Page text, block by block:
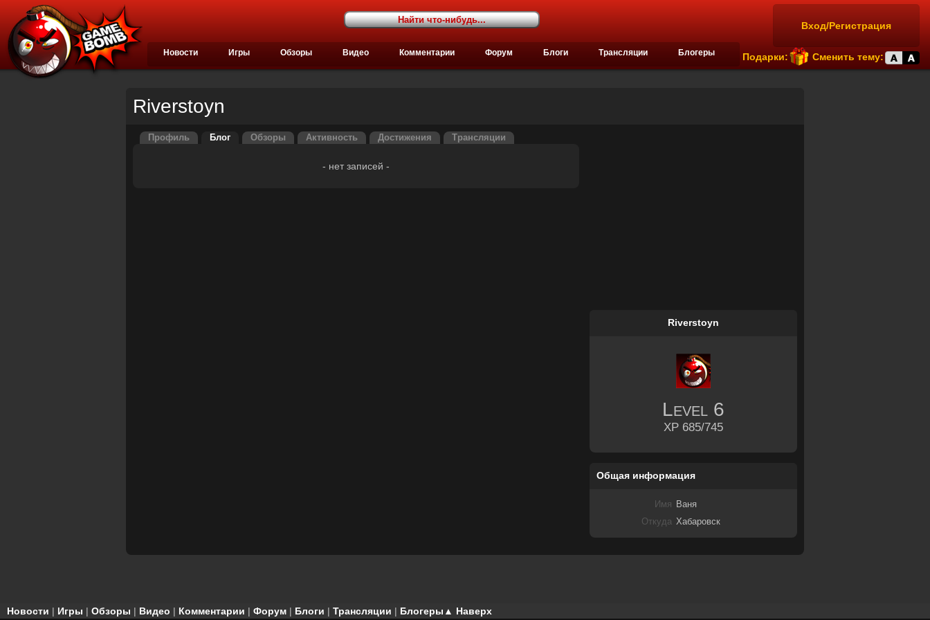
Вход/Регистрация
Подарки: Сменить тему:
Новости Игры Обзоры Видео Комментарии Форум Блоги Трансляции Блогеры
Riverstoyn
Профиль Блог Обзоры Активность Достижения Трансляции
- нет записей -
Riverstoyn
Level 6
XP 685/745
Общая информация
Имя
Ваня
Откуда Хабаровск
▲ Наверх
Новости | Игры | Обзоры | Видео | Комментарии | Форум | Блоги | Трансляции | Блогеры